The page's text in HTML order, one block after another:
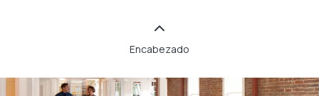
Encabezado